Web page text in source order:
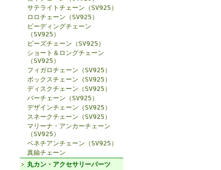
サテライトチェーン（SV925）
ロロチェーン（SV925）
ビーディングチェーン
（SV925）
ビーズチェーン（SV925）
ショート＆ロングチェーン
（SV925）
フィガロチェーン（SV925）
ボックスチェーン（SV925）
ディスクチェーン（SV925）
バーチェーン（SV925）
デザインチェーン（SV925）
スネークチェーン（SV925）
マリーナ・アンカーチェーン
（SV925）
ベネチアンチェーン（SV925）
真鍮チェーン
丸カン・アクセサリーパーツ